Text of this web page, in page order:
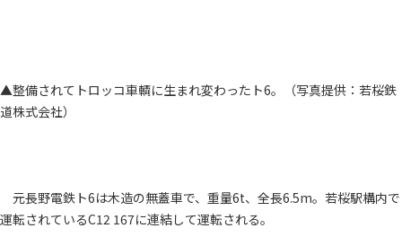
▲整備されてトロッコ車輌に生まれ変わったト6。（写真提供：若桜鉄
道株式会社）
元長野電鉄ト6は木造の無蓋車で、重量6t、全長6.5m。若桜駅構内で
運転されているC12 167に連結して運転される。